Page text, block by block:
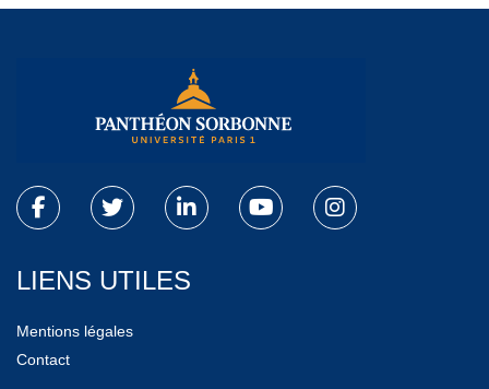
LIENS UTILES
Mentions légales
Contact